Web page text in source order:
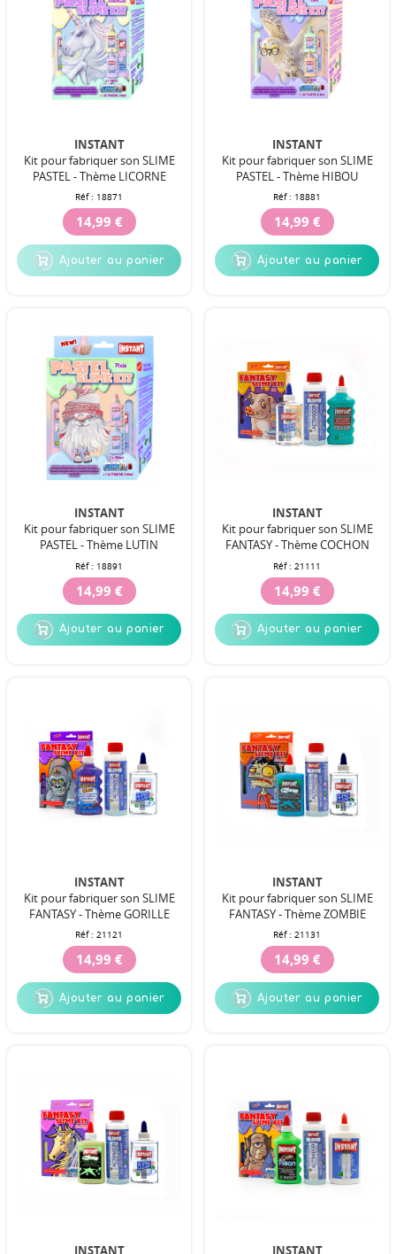
INSTANT
Kit pour fabriquer son SLIME
PASTEL - Thème LICORNE
Réf : 18871
14,99 €
Ajouter au panier
INSTANT
Kit pour fabriquer son SLIME
PASTEL - Thème HIBOU
Réf : 18881
14,99 €
Ajouter au panier
INSTANT
Kit pour fabriquer son SLIME
PASTEL - Thème LUTIN
Réf : 18891
14,99 €
Ajouter au panier
INSTANT
Kit pour fabriquer son SLIME
FANTASY - Thème COCHON
Réf : 21111
14,99 €
Ajouter au panier
INSTANT
Kit pour fabriquer son SLIME
FANTASY - Thème GORILLE
Réf : 21121
14,99 €
Ajouter au panier
INSTANT
Kit pour fabriquer son SLIME
FANTASY - Thème ZOMBIE
Réf : 21131
14,99 €
Ajouter au panier
INSTANT INSTANT